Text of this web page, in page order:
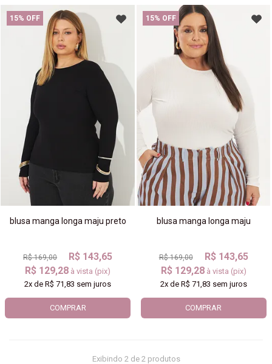
15% OFF
blusa manga longa maju preto
R$ 169,00
R$ 143,65
R$ 129,28 à vista (pix)
2x deR$ 71,83 sem juros
COMPRAR
15% OFF
blusa manga longa maju
R$ 169,00
R$ 143,65
R$ 129,28 à vista (pix)
2xde R$ 71,83 sem juros
COMPRAR
Exibindo 2 de 2 produtos